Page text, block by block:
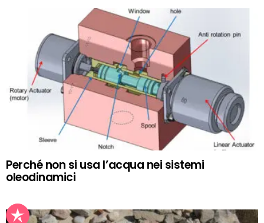
Perché non si usa l’acqua nei sistemi
oleodinamici